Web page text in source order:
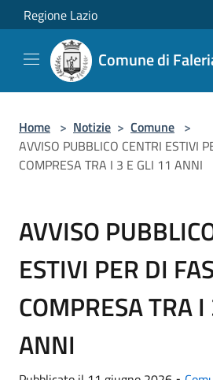
Salta al contenuto principale
Regione Lazio
Comune di
Home > Notizie > Comune >
AVVISO PUBBLICO CENTRI ESTIVI
COMPRESA TRA I 3 E GLI 11 ANNI
AVVISO
ESTIVI PER DI
COMPRESA TRA
ANNI